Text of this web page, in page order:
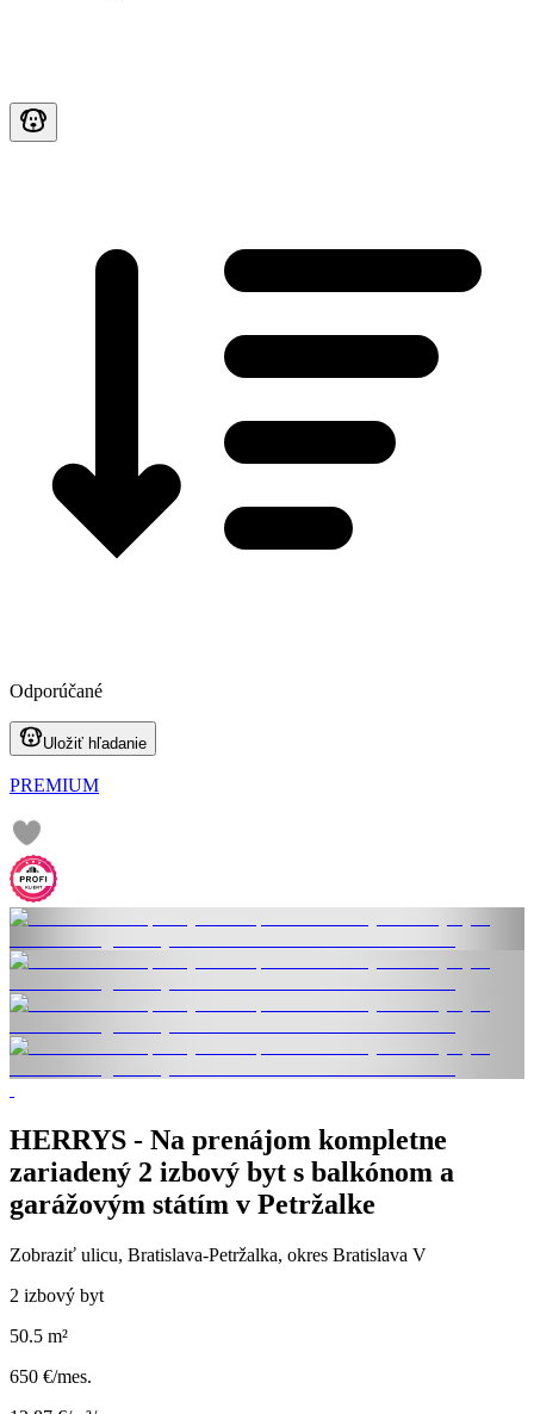
Odporúčané
Uložiť hľadanie
PREMIUM
HERRYS - Na prenájom kompletne
zariadený 2 izbový byt s balkónom a
garážovým státím v Petržalke
Zobraziť ulicu, Bratislava-Petržalka, okres Bratislava V
2 izbový byt
50.5 m²
650 €/mes.